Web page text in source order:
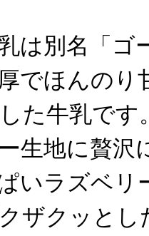
は別名「ゴ
でほんのり
た牛乳です
生地に贅沢
いラズベリ
ザクッとし